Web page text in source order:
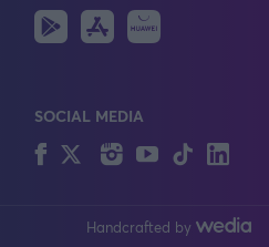
Android
IOS
SOCIAL MEDIA
FacebookTwitterInstagram
YouTubeTikTok
Handcrafted by